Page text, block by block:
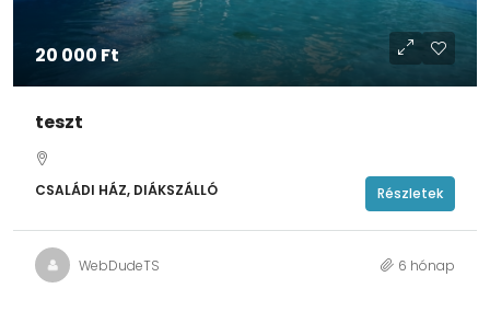
20 000 Ft
teszt
CSALÁDI HÁZ, DIÁKSZÁLLÓ Részletek
WebDudeTS 6 hónap